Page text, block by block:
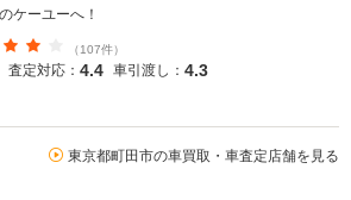
ケーユーへ！
（107件）
査定対応： 4.4 車引渡し： 4.3
東京都町田市の車買取・車査定店舗を見る